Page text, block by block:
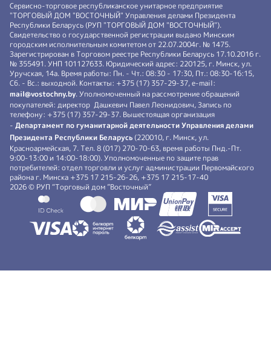
Сервисно-торговое республиканское унитарное предприятие
"ТОРГОВЫЙ ДОМ "ВОСТОЧНЫЙ" Управления делами Президента
Республики Беларусь (РУП "ТОРГОВЫЙ ДОМ "ВОСТОЧНЫЙ").
Свидетельство о государственной регистрации выдано Минским
городским исполнительным комитетом от 22.07.2004г. № 1475.
Зарегистрирован в Торговом реестре Республики Беларусь 17.10.2016 г.
№ 355491. УНП 101127633. Юридический адрес: 220125, г. Минск, ул.
Уручская, 14а. Время работы: Пн. - Чт.: 08:30 - 17:30, Пт.: 08:30-16:15,
Сб. - Вс.: выходной. Контакты: +375 (17) 357-29-37, e-mail:
mail@vostochny.by. Уполномоченный на рассмотрение обращений
покупателей: директор Дашкевич Павел Леонидович, Запись по
телефону: +375 (17) 357-29-37. Вышестоящая организация
- Департамент по гуманитарной деятельности Управления делами
Президента Республики Беларусь (220010, г. Минск, ул.
Красноармейская, 7. Тел. 8 (017) 270-70-63, время работы Пнд.-Пт.
9:00-13:00 и 14:00-18:00). Уполномоченные по защите прав
потребителей: отдел торговли и услуг администрации Первомайского
района г. Минска +375 17 215-26-26, +375 17 215-17-40
2026 © РУП “Торговый дом ”Восточный”